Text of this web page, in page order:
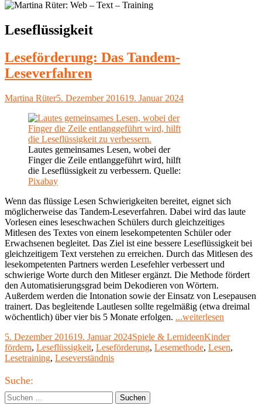
Schlagwort:
Leseflüssigkeit
Leseförderung: Das Tandem-
Leseverfahren
Autor
Martina RüterVeröffentlicht
5. Dezember 201619. Januar 2024
Lautes gemeinsames Lesen, wobei der
Finger die Zeile entlanggeführt wird, hilft
die Leseflüssigkeit zu verbessern. Quelle:
Pixabay
Wenn das flüssige Lesen Schwierigkeiten bereitet, eignet sich
möglicherweise das Tandem-Leseverfahren. Dabei wird das laute
Vorlesen eines leseschwachen Schülers durch gleichzeitiges
Mitlesen des Textes von einem lesekompetenten Schüler oder
Erwachsenen begleitet. Das Ziel ist eine bessere Leseflüssigkeit bei
gleichzeitigem Text verstehen zu erreichen. Durch das Mitlesen des
lesekompetenten Partners werden Lesefehler verbessert und
schwierige Worte durch den Mitleser ergänzt. Die Methode fördert
den Automatisierungsgrad beim Dekodieren von Wörtern.
Außerdem werden die Intonation sowie der Einsatz von Lesepausen
trainert. Das begleitende Lautlesen sollte regelmäßig (etwa dreimal
wöchentlich) über vier bis 5 Monate erfolgen. ...weiterlesen
Tandem-
Veröffentlicht
am
5. Dezember 201619. Januar 2024Kategorien
Spiele & LernideenSchlagwörter
Kinder
fördern, Leseflüssigkeit, Leseförderung, Lesemethode, Lesen,
Lesetraining, Leseverständnis
Haupt-
Seitenleiste
Suche:
Suchen
nach: